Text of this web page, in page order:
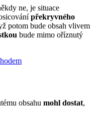
ne, je situace
překryvného
potom bude obsah vlivem
bude mimo oříznutý
obsahu mohl dostat,